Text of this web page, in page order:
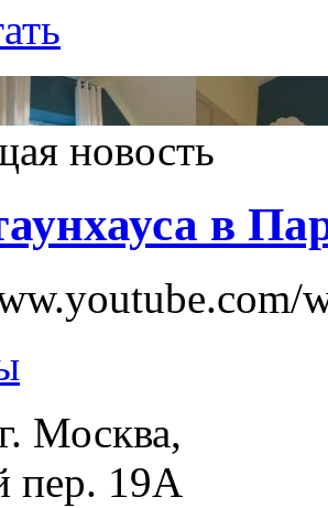
новость
в
Москва,
пер. 19А